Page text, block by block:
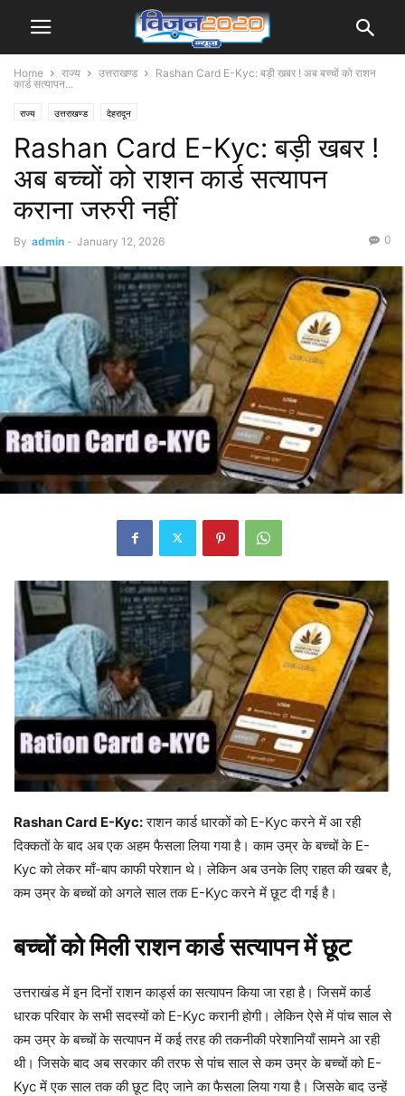
Home राज्य उत्तराखण्ड
Rashan Card E-Kyc: बड़ी खबर ! अब बच्चों को राशन
कार्ड सत्यापन...
राज्य उत्तराखण्ड देहरादून
Rashan Card E-Kyc: बड़ी खबर !
अब बच्चों को राशन कार्ड सत्यापन
कराना जरुरी नहीं
By admin - January 12, 2026 0
Rashan Card E-Kyc:राशन कार्ड धारकों को E-Kyc करने में आ रही
दिक्कतों के बाद अब एक अहम फैसला लिया गया है। काम उम्र के बच्चों के E-
Kyc को लेकर माँ-बाप काफी परेशान थे। लेकिन अब उनके लिए राहत की खबर है,
कम उम्र के बच्चों को अगले साल तक E-Kyc करने में छूट दी गई है।
बच्चों को मिली राशन कार्ड सत्यापन में छूट
उत्तराखंड में इन दिनों राशन कार्ड्स का सत्यापन किया जा रहा है। जिसमें कार्ड
धारक परिवार के सभी सदस्यों को E-Kyc करानी होगी। लेकिन ऐसे में पांच साल से
कम उम्र के बच्चों के सत्यापन में कई तरह की तकनीकी परेशानियाँ सामने आ रही
थी। जिसके बाद अब सरकार की तरफ से पांच साल से कम उम्र के बच्चों को E-
Kyc में एक साल तक की छूट दिए जाने का फैसला लिया गया है। जिसके बाद उन्हें